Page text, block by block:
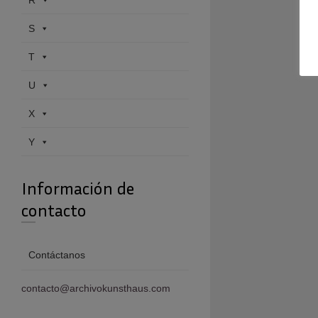
S
T
U
X
Y
Información de
contacto
Contáctanos
contacto@archivokunsthaus.com